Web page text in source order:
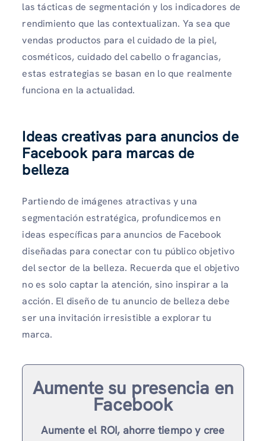
las tácticas de segmentación y los indicadores de
rendimiento que las contextualizan. Ya sea que
vendas productos para el cuidado de la piel,
cosméticos, cuidado del cabello o fragancias,
estas estrategias se basan en lo que realmente
funciona en la actualidad.
Ideas creativas para anuncios de
Facebook para marcas de
belleza
Partiendo de imágenes atractivas y una
segmentación estratégica, profundicemos en
ideas específicas para anuncios de Facebook
diseñadas para conectar con tu público objetivo
del sector de la belleza. Recuerda que el objetivo
no es solo captar la atención, sino inspirar a la
acción. El diseño de tu anuncio de belleza debe
ser una invitación irresistible a explorar tu
marca.
Aumente su presencia en
Facebook
Aumente el ROI, ahorre tiempo y cree